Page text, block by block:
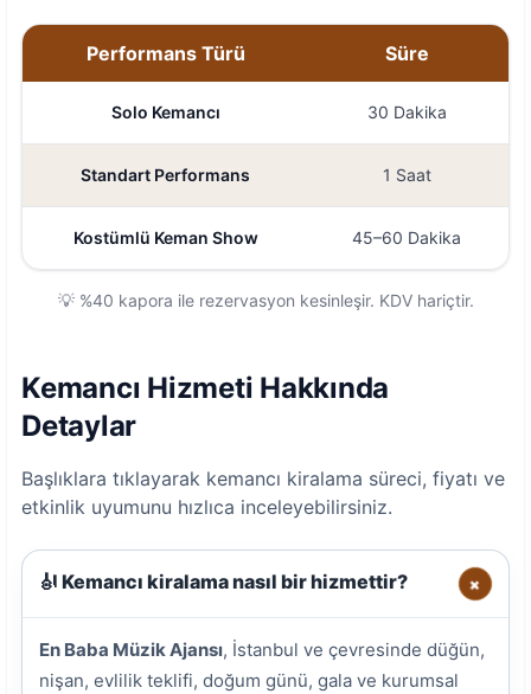
Performans Türü Süre
Solo Kemancı 30 Dakika
Standart Performans 1 Saat
Kostümlü Keman Show 45–60 Dakika
💡 %40 kapora ile rezervasyon kesinleşir. KDV hariçtir.
Kemancı Hizmeti Hakkında
Detaylar
Başlıklara tıklayarak kemancı kiralama süreci, fiyatı ve
etkinlik uyumunu hızlıca inceleyebilirsiniz.
🎻 Kemancı kiralama nasıl bir hizmettir? +
En Baba Müzik Ajansı, İstanbul ve çevresinde düğün,
nişan, evlilik teklifi, doğum günü, gala ve kurumsal